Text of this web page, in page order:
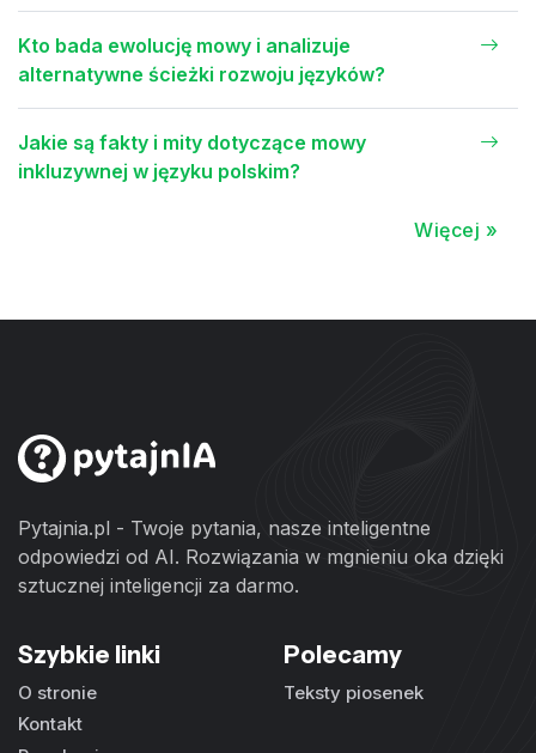
Kto bada ewolucję mowy i analizuje
alternatywne ścieżki rozwoju języków?
Jakie są fakty i mity dotyczące mowy
inkluzywnej w języku polskim?
Więcej »
Pytajnia.pl - Twoje pytania, nasze inteligentne
odpowiedzi od AI. Rozwiązania w mgnieniu oka dzięki
sztucznej inteligencji za darmo.
Szybkie linki
O stronie
Kontakt
Polecamy
Teksty piosenek